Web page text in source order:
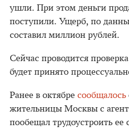
ушли. При этом деньги
поступили. Ущерб, по
составил миллион рублей.
Сейчас проводится
будет принято
Ранее в октябре сообщалось
жительницы Москвы с
пообещал трудоустроить ее